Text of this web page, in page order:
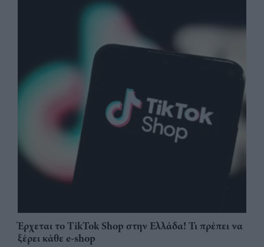
Έρχεται το TikTok Shop στην Ελλάδα! Τι πρέπει να
ξέρει κάθε e-shop